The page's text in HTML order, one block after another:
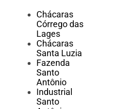
Chácaras
Córrego das
Lages
Chácaras
Santa Luzia
Fazenda
Santo
Antônio
Industrial
Santo